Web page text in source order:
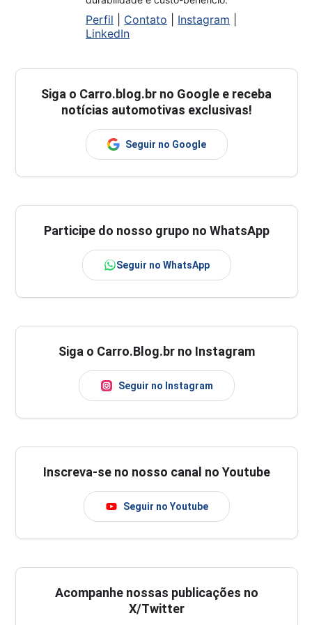
Perfil Contato Instagram
LinkedIn
Siga o Carro.blog.br no Google e receba
notícias automotivas exclusivas!
Seguir no Google
Participe do nosso grupo no WhatsApp
Seguir no WhatsApp
Siga o Carro.Blog.br no Instagram
Seguir no Instagram
Inscreva-se no nosso canal no Youtube
Seguir no Youtube
Acompanhe nossas publicações no
X/Twitter